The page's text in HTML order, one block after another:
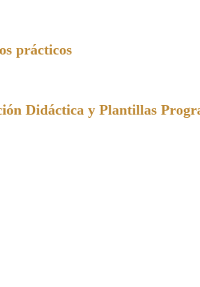
prácticos
Didáctica y Plantillas